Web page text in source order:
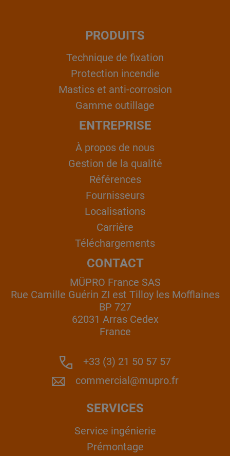
PRODUITS
Technique de fixation
Protection incendie
Mastics et anti-corrosion
Gamme outillage
ENTREPRISE
À propos de nous
Gestion de la qualité
Références
Fournisseurs
Localisations
Carrière
Téléchargements
CONTACT
MÜPRO France SAS
Rue Camille Guérin ZI est Tilloy les Mofflaines
BP 727
62031 Arras Cedex
France
+33 (3) 21 50 57 57
commercial@mupro.fr
SERVICES
Service ingénierie
Prémontage